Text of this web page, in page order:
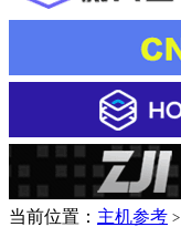
当前位置： 主机参考 >